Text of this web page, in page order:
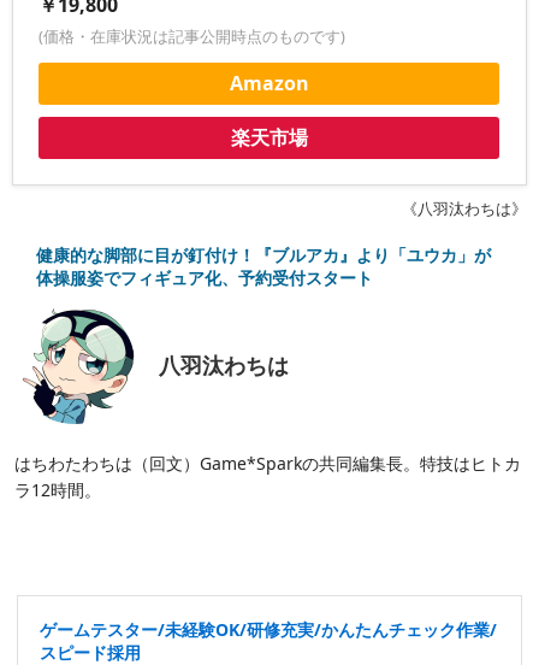
(価格・在庫状況は記事公開時点のものです)
Amazon
楽天市場
《八羽汰わちは》
健康的な脚部に目が釘付け！『ブルアカ』より「ユウカ」が
体操服姿でフィギュア化、予約受付スタート
八羽汰わちは
はちわたわちは（回文）Game*Sparkの共同編集長。特技はヒトカ
ラ12時間。
ゲームテスター/未経験OK/研修充実/かんたんチェック作業/
スピード採用